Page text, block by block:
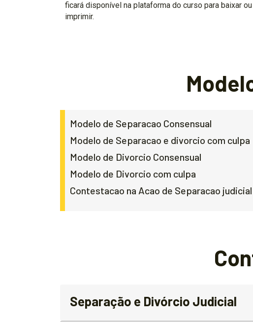
ficará disponível na plataforma do curso para baixar ou
imprimir.
Modelo de Separacao Consensual
Modelo de Separacao e divorcio com culpa
Modelo de Divorcio Consensual
Modelo de Divorcio com culpa
Contestacao na Acao de Separacao judicial
Separação e Divórcio Judicial